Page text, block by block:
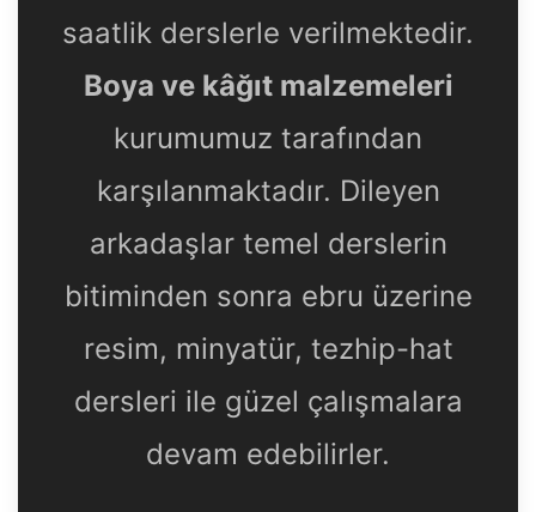
saatlik derslerle verilmektedir.
Boya ve kâğıt malzemeleri
kurumumuz tarafından
karşılanmaktadır. Dileyen
arkadaşlar temel derslerin
bitiminden sonra ebru üzerine
resim, minyatür, tezhip-hat
dersleri ile güzel çalışmalara
devam edebilirler.